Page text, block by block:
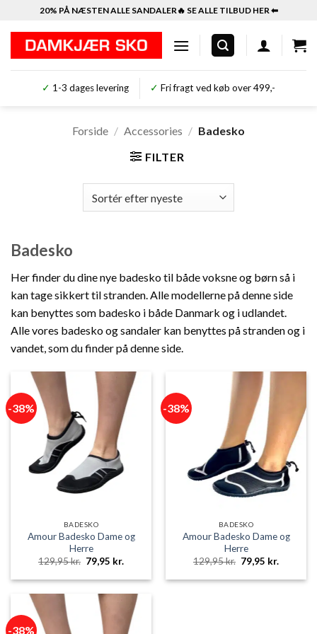
indhold
20% PÅ NÆSTEN ALLE SANDALER🔥 SE ALLE TILBUD HER ⬅︎
✓ 1-3 dages levering ✓ Fri fragt ved køb over 499,-
Forside / Accessories / Badesko
FILTER
Badesko
Her finder du dine nye badesko til både voksne og børn så i
kan tage sikkert til stranden. Alle modellerne på denne side
kan benyttes som badesko i både Danmark og i udlandet.
Alle vores badesko og sandaler kan benyttes på stranden og i
vandet, som du finder på denne side.
-38%
BADESKO
Amour Badesko Dame og
Herre
129,95kr. Den
oprindelige
pris
129,95 kr..
79,95 kr.
pris
79,95 kr..
-38%
BADESKO
Amour Badesko Dame og
Herre
129,95kr. Den
oprindelige
pris
79,95 kr.
pris
-38%